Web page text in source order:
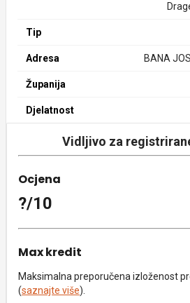
Tip
Adresa BANA
Županija
Djelatnost
Vidljivo za
Ocjena
?/10
Max kredit
Maksimalna preporučena izloženost
(saznajte više).